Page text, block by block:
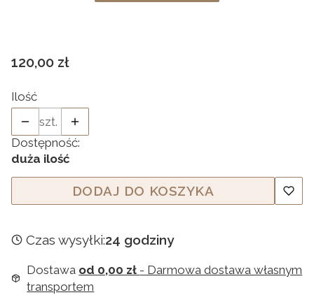
Cena
120,00 zł
Ilość
szt.
Dostępność:
duża ilość
DODAJ DO KOSZYKA
Czas wysyłki:24 godziny
Dostawa od 0,00 zł - Darmowa dostawa własnym
transportem